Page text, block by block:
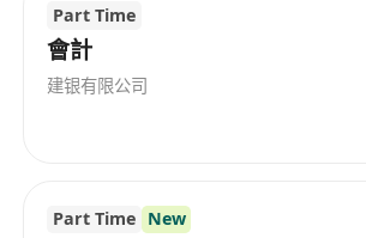
Part Time
會計
建银有限公司
Part Time New